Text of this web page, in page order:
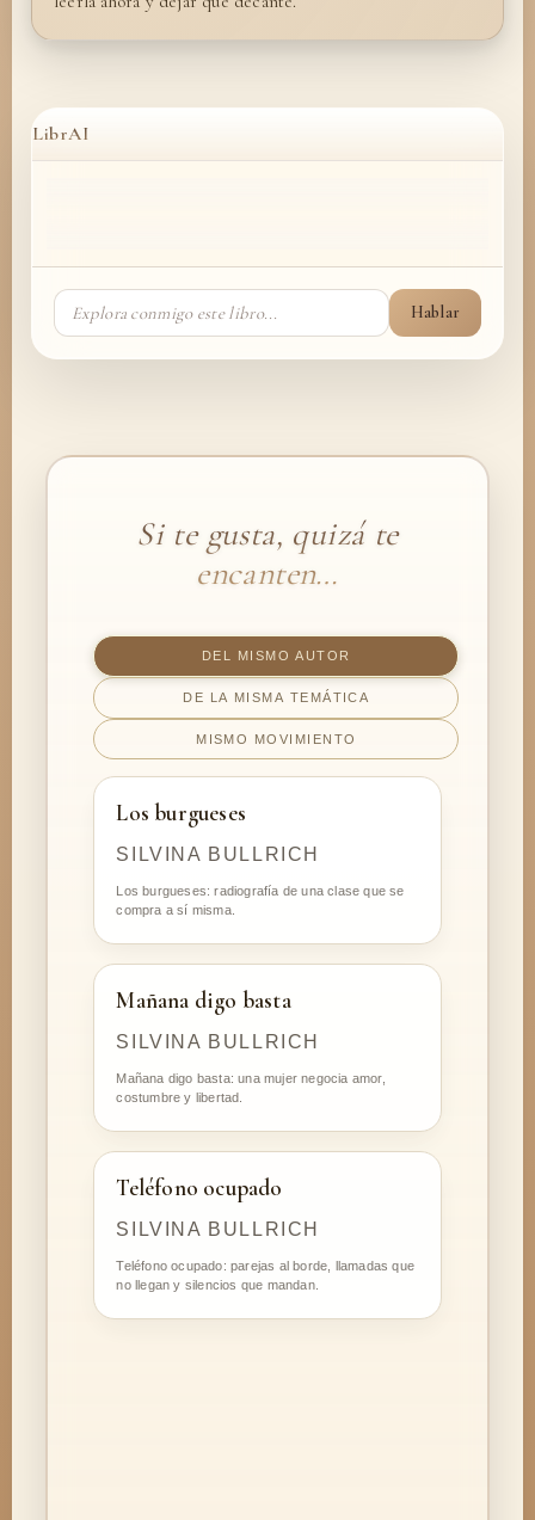
LibrAI
Hablar
Si te gusta, quizá te
encanten…
DEL MISMO AUTOR
DE LA MISMA TEMÁTICA
MISMO MOVIMIENTO
Los burgueses
SILVINA BULLRICH
Los burgueses: radiografía de una clase que se
compra a sí misma.
Mañana digo basta
SILVINA BULLRICH
Mañana digo basta: una mujer negocia amor,
costumbre y libertad.
Teléfono ocupado
SILVINA BULLRICH
Teléfono ocupado: parejas al borde, llamadas que
no llegan y silencios que mandan.